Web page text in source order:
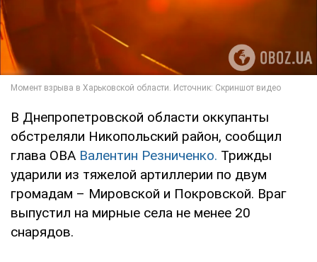
В Днепропетровской области оккупанты
обстреляли Никопольский район, сообщил
глава ОВА Валентин Резниченко. Трижды
ударили из тяжелой артиллерии по двум
громадам – Мировской и Покровской. Враг
выпустил на мирные села не менее 20
снарядов.